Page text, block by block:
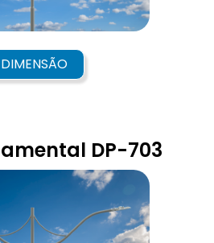
DIMENSÃO
DP-703